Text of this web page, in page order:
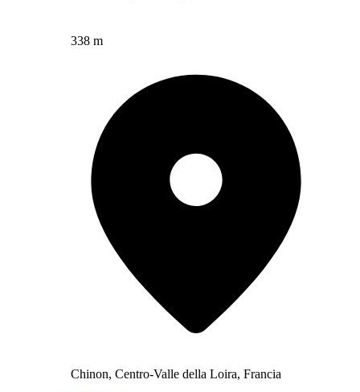
338 m
Chinon, Centro-Valle della Loira, Francia